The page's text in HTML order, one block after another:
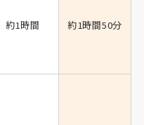
約1時間 約1時間50分